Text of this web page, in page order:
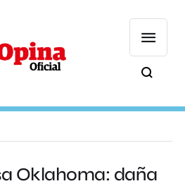
Oklahoma: daña